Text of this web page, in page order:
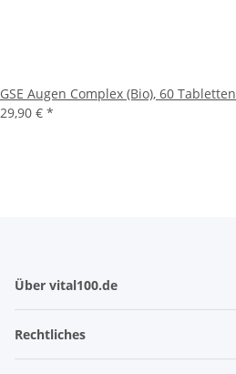
GSE Augen Complex (Bio), 60 Tabletten
29,90 € *
Über vital100.de
Rechtliches